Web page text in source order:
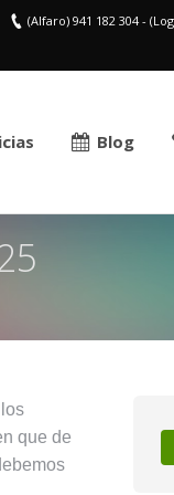
(Alfaro) 941 182 304 -
Blog
que de